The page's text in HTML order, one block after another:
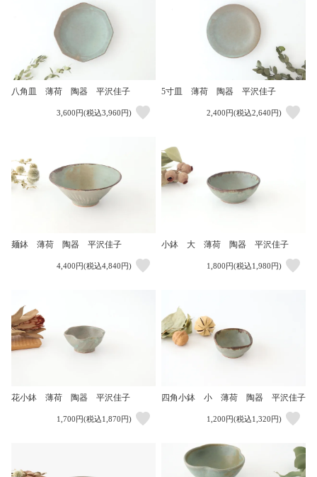
八角皿 薄荷 陶器 平沢佳子
3,600円(税込3,960円)
5寸皿 薄荷 陶器 平沢佳子
2,400円(税込2,640円)
麺鉢 薄荷 陶器 平沢佳子
4,400円(税込4,840円)
小鉢 大 薄荷 陶器 平沢佳子
1,800円(税込1,980円)
花小鉢 薄荷 陶器 平沢佳子
1,700円(税込1,870円)
四角小鉢 小 薄荷 陶器 平沢佳子
1,200円(税込1,320円)